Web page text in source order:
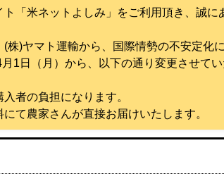
「米ネットよしみ」をご利用頂き、誠に
株)ヤマト運輸から、国際情勢の不安定化
1日（月）から、以下の通り変更させてい
者の負担になります。
て農家さんが直接お届けいたします。